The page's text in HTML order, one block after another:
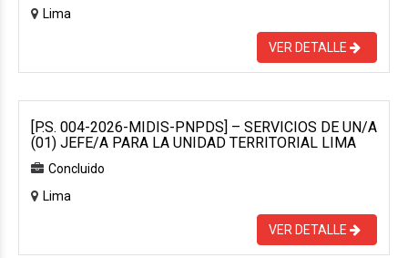
Lima
VER DETALLE
[P.S. 004-2026-MIDIS-PNPDS] – SERVICIOS DE UN/A
(01) JEFE/A PARA LA UNIDAD TERRITORIAL LIMA
Concluido
Lima
VER DETALLE